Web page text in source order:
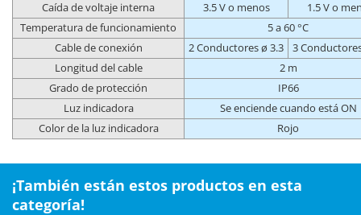
Caída de voltaje interna
3.5 V o menos
1.5 V o
Temperatura de funcionamiento
5 a 60 °C
Cable de conexión
2 Conductores ø 3.3
3
Longitud del cable
2 m
Grado de protección
IP66
Luz indicadora
Se enciende cuando está ON
Color de la luz indicadora
Rojo
¡También están estos productos en esta
categoría!